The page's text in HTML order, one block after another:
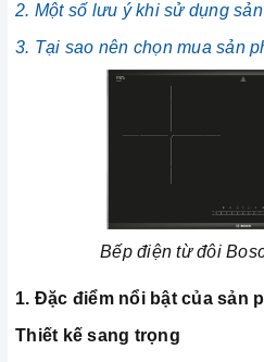
2. Một số lưu ý khi sử dụng
3. Tại sao nên chọn mua sản
Bếp điện từ đôi
1. Đặc điểm nổi bật của sản
Thiết kế sang trọng